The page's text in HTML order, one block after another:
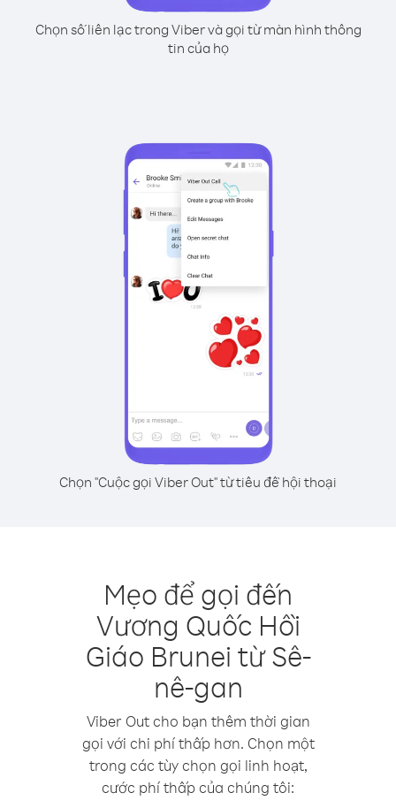
Chọn số liên lạc trong Viber và gọi từ màn hình thông
tin của họ
Chọn "Cuộc gọi Viber Out" từ tiêu đề hội thoại
Mẹo để gọi đến
Vương Quốc Hồi
Giáo Brunei từ Sê-
nê-gan
Viber Out cho bạn thêm thời gian
gọi với chi phí thấp hơn. Chọn một
trong các tùy chọn gọi linh hoạt,
cước phí thấp của chúng tôi: